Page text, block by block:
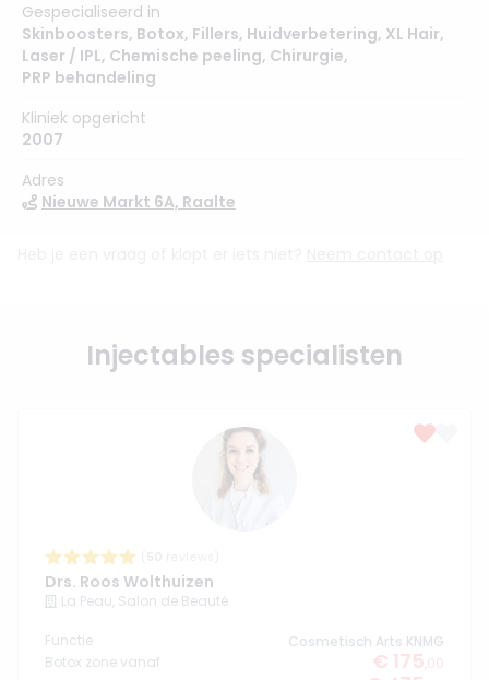
Gespecialiseerd in
Skinboosters, Botox, Fillers, Huidverbetering, XL Hair,
Laser / IPL, Chemische peeling, Chirurgie,
PRP behandeling
Kliniek opgericht
2007
Adres
Nieuwe Markt 6A, Raalte
Injectables specialisten
Drs. Roos Wolthuizen
La Peau, Salon de Beauté
Functie
Cosmetisch Arts KNMG
Botox zone vanaf
€ 175 ,00